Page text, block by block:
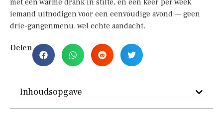
iemand uitnodigen voor een eenvoudige avond — geen
drie-gangenmenu, wel echte aandacht.
Delen
Inhoudsopgave